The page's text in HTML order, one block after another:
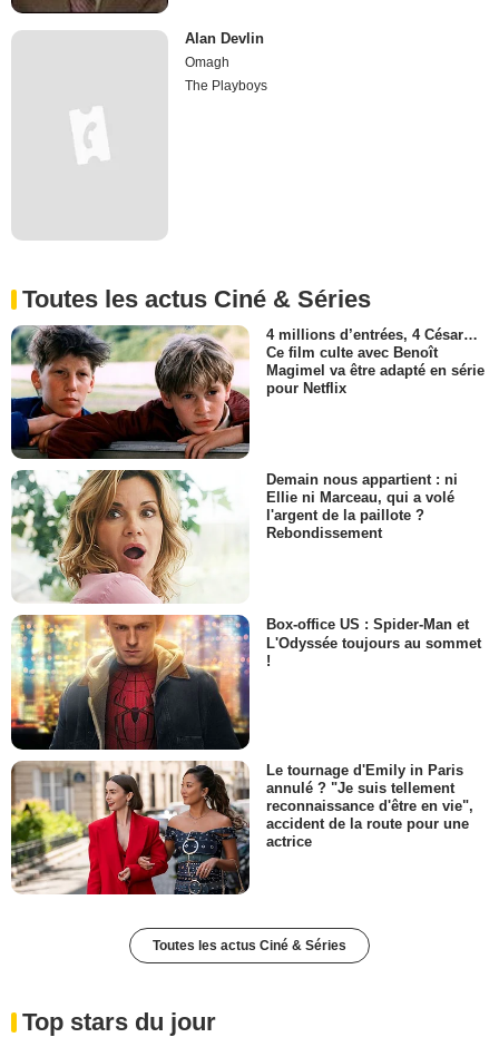
Alan Devlin
Omagh
The Playboys
Toutes les actus Ciné & Séries
4 millions d’entrées, 4 César…
Ce film culte avec Benoît
Magimel va être adapté en série
pour Netflix
Demain nous appartient : ni
Ellie ni Marceau, qui a volé
l'argent de la paillote ?
Rebondissement
Box-office US : Spider-Man et
L'Odyssée toujours au sommet
!
Le tournage d'Emily in Paris
annulé ? "Je suis tellement
reconnaissance d'être en vie",
accident de la route pour une
actrice
Toutes les actus Ciné & Séries
Top stars du jour